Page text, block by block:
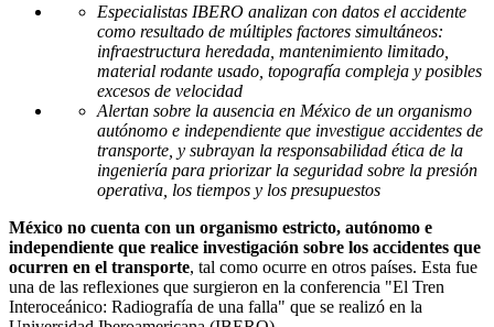
Especialistas IBERO analizan con datos el accidente
como resultado de múltiples factores simultáneos:
infraestructura heredada, mantenimiento limitado,
material rodante usado, topografía compleja y posibles
excesos de velocidad
Alertan sobre la ausencia en México de un organismo
autónomo e independiente que investigue accidentes de
transporte, y subrayan la responsabilidad ética de la
ingeniería para priorizar la seguridad sobre la presión
operativa, los tiempos y los presupuestos
México no cuenta con un organismo estricto, autónomo e
independiente que realice investigación sobre los accidentes que
ocurren en el transporte, tal como ocurre en otros países. Esta fue
una de las reflexiones que surgieron en la conferencia "El Tren
Interoceánico: Radiografía de una falla" que se realizó en la